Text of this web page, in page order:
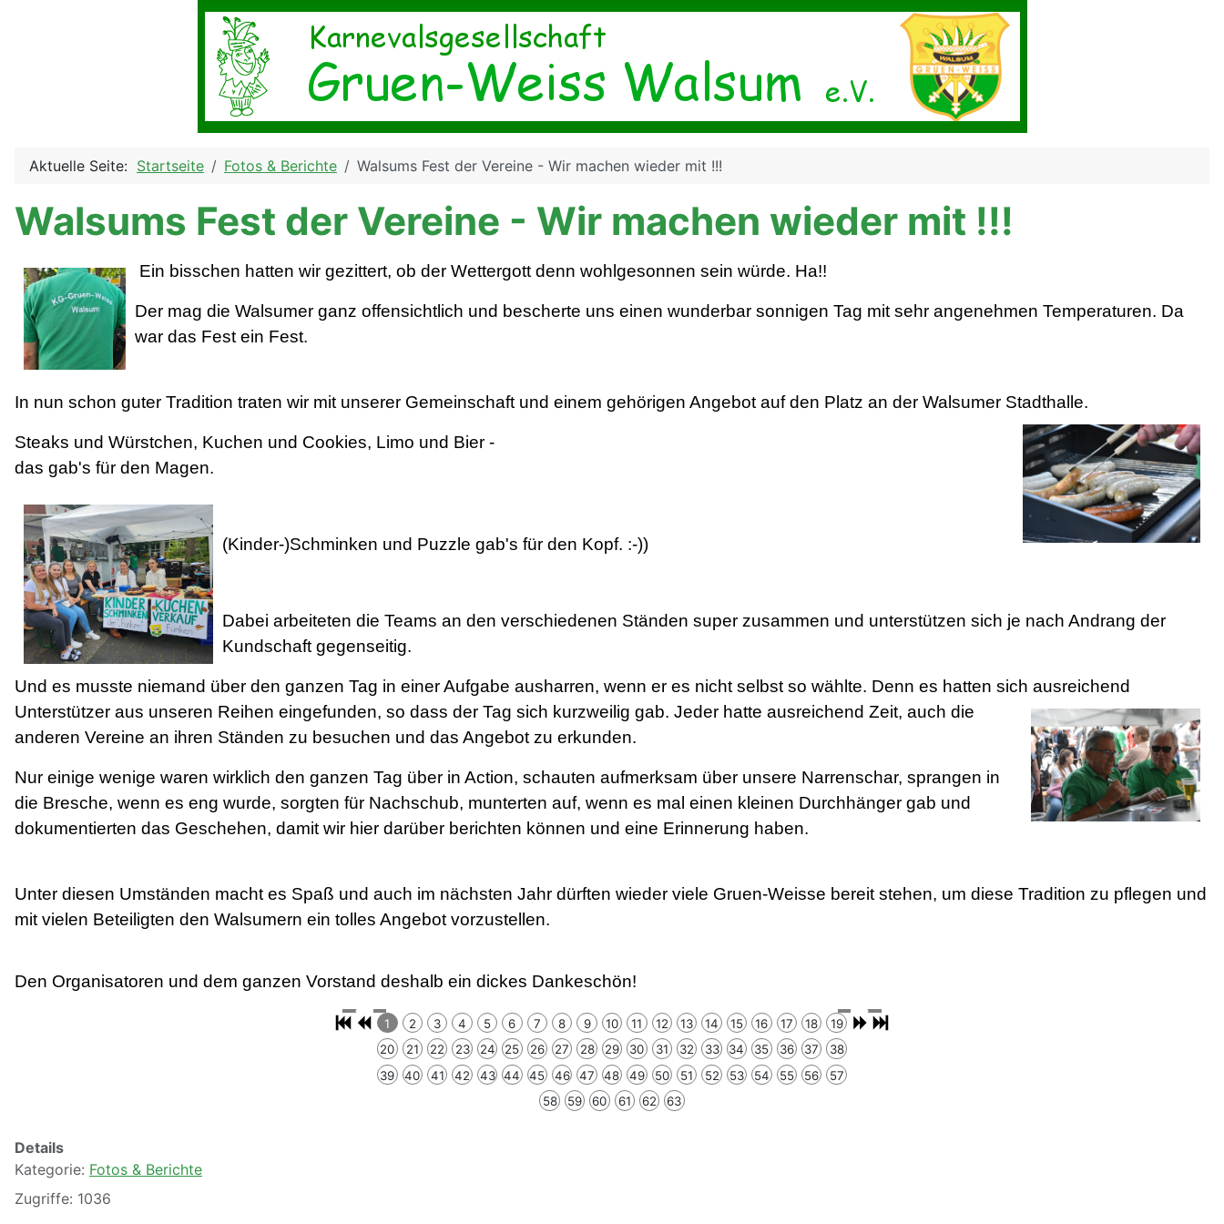
Aktuelle Seite: Startseite Fotos & Berichte Walsums Fest der Vereine - Wir machen wieder mit !!!
Walsums Fest der Vereine - Wir machen wieder mit !!!
Ein bisschen hatten wir gezittert, ob der Wettergott denn wohlgesonnen sein würde. Ha!!
Der mag die Walsumer ganz offensichtlich und bescherte uns einen wunderbar sonnigen Tag mit sehr angenehmen Temperaturen. Da
war das Fest ein Fest.
In nun schon guter Tradition traten wir mit unserer Gemeinschaft und einem gehörigen Angebot auf den Platz an der Walsumer Stadthalle.
Steaks und Würstchen, Kuchen und Cookies, Limo und Bier -
das gab's für den Magen.
(Kinder-)Schminken und Puzzle gab's für den Kopf. :-))
Dabei arbeiteten die Teams an den verschiedenen Ständen super zusammen und unterstützen sich je nach Andrang der
Kundschaft gegenseitig.
Und es musste niemand über den ganzen Tag in einer Aufgabe ausharren, wenn er es nicht selbst so wählte. Denn es hatten sich ausreichend
Unterstützer aus unseren Reihen eingefunden, so dass der Tag sich kurzweilig gab. Jeder hatte ausreichend Zeit, auch die
anderen Vereine an ihren Ständen zu besuchen und das Angebot zu erkunden.
Nur einige wenige waren wirklich den ganzen Tag über in Action, schauten aufmerksam über unsere Narrenschar, sprangen in
die Bresche, wenn es eng wurde, sorgten für Nachschub, munterten auf, wenn es mal einen kleinen Durchhänger gab und
dokumentierten das Geschehen, damit wir hier darüber berichten können und eine Erinnerung haben.
Unter diesen Umständen macht es Spaß und auch im nächsten Jahr dürften wieder viele Gruen-Weisse bereit stehen, um diese Tradition zu pflegen und
mit vielen Beteiligten den Walsumern ein tolles Angebot vorzustellen.
Den Organisatoren und dem ganzen Vorstand deshalb ein dickes Dankeschön!
1 2 3 4 5 6 7 8 9 10 11 12 13 14 15 16 17 18
19
20
21 22 23 24 25 26 27 28 29 30 31 32 33 34 35 36 37
38
39
40 41 42 43 44 45 46 47 48 49 50 51 52 53 54 55 56
57
58
59 60 61 62 63
Details
Kategorie: Fotos & Berichte
Zugriffe: 1036